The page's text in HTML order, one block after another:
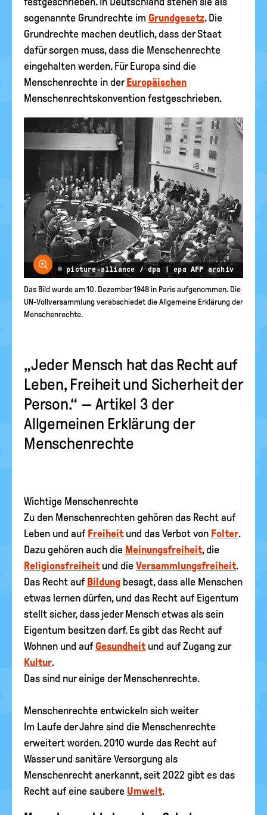
sogenannte Grundrechte im Grundgesetz. Die
Grundrechte machen deutlich, dass der Staat
dafür sorgen muss, dass die Menschenrechte
eingehalten werden. Für Europa sind die
Menschenrechte in der Europäischen
Menschenrechtskonvention festgeschrieben.
Bild vergrößern
© picture-alliance / dpa | epa AFP archiv
Das Bild wurde am 10. Dezember 1948 in Paris aufgenommen. Die
UN-Vollversammlung verabschiedet die Allgemeine Erklärung der
Menschenrechte.
„Jeder Mensch hat das Recht auf
Leben, Freiheit und Sicherheit der
Person.“ — Artikel 3 der
Allgemeinen Erklärung der
Menschenrechte
Wichtige Menschenrechte
Zu den Menschenrechten gehören das Recht auf
Leben und auf Freiheitund das Verbot von Folter.
Dazu gehören auch die Meinungsfreiheit, die
Religionsfreiheitund die Versammlungsfreiheit.
Das Recht auf Bildung besagt, dass alle Menschen
etwas lernen dürfen, und das Recht auf Eigentum
stellt sicher, dass jeder Mensch etwas als sein
Eigentum besitzen darf. Es gibt das Recht auf
Wohnen und aufGesundheitund auf Zugang zur
Kultur.
Das sind nur einige der Menschenrechte.
Menschenrechte entwickeln sich weiter
Im Laufe der Jahre sind die Menschenrechte
erweitert worden. 2010 wurde das Recht auf
Wasser und sanitäre Versorgung als
Menschenrecht anerkannt, seit 2022 gibt es das
Recht auf eine saubere Umwelt.